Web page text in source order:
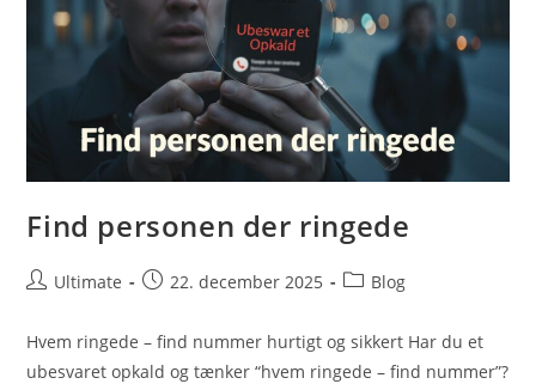
Find personen der ringede
PostUltimate
Post22. december 2025
PostBlog
Hvem ringede – find nummer hurtigt og sikkert Har du et
ubesvaret opkald og tænker “hvem ringede – find nummer”?